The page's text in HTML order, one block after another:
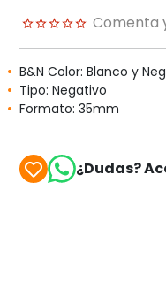
Comenta
B&N Color: Blanco y
Tipo: Negativo
Formato: 35mm
¿Dudas?